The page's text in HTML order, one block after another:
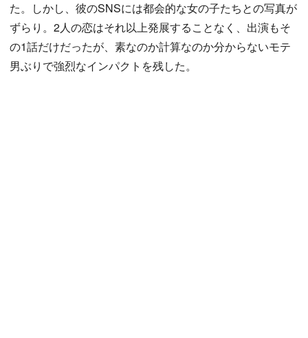
た。しかし、彼のSNSには都会的な女の子たちとの写真が
ずらり。2人の恋はそれ以上発展することなく、出演もそ
の1話だけだったが、素なのか計算なのか分からないモテ
男ぶりで強烈なインパクトを残した。